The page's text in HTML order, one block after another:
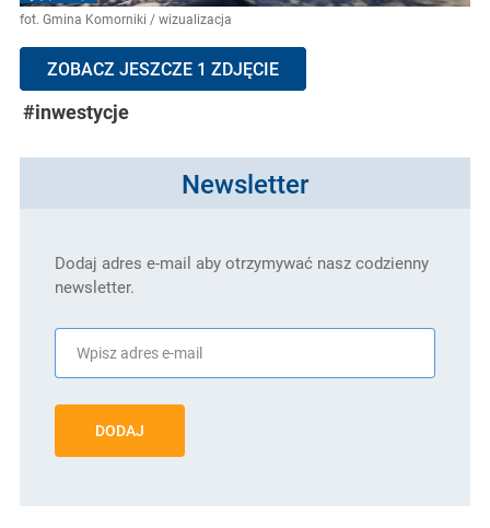
fot. Gmina Komorniki / wizualizacja
ZOBACZ JESZCZE 1 ZDJĘCIE
#inwestycje
Newsletter
Dodaj adres e-mail aby otrzymywać nasz codzienny
newsletter.
DODAJ